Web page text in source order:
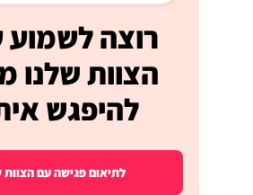
רוצה לשמוע
הצוות שלנו
להיפגש
לתיאום פגישה עם הצוות